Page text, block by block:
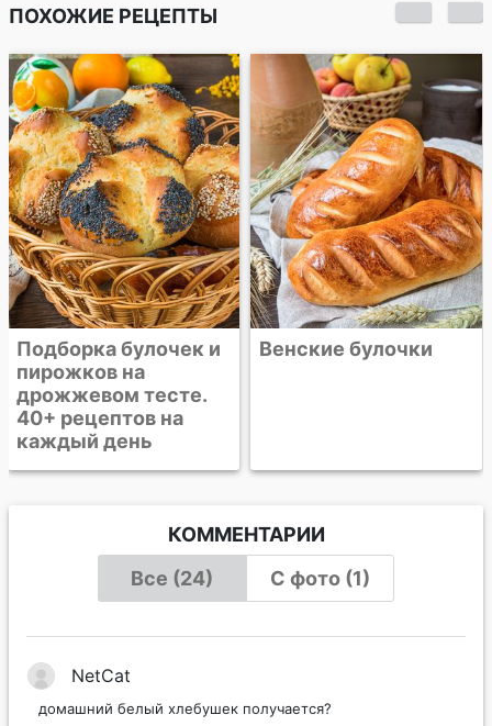
ПОХОЖИЕ РЕЦЕПТЫ
Венские булочки
Булочки "Ассорти"
КОММЕНТАРИИ
Все (24)
С фото (1)
NetCat
домашний белый хлебушек получается?